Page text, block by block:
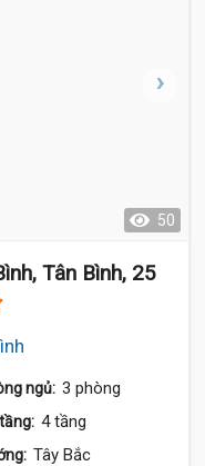
50
Tân Bình, 25
ngủ: 3 phòng
4 tầng
Tây Bắc